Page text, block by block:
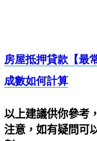
房屋抵押貸款【最
成數如何計算
以上建議供你參考
注意，如有疑問可